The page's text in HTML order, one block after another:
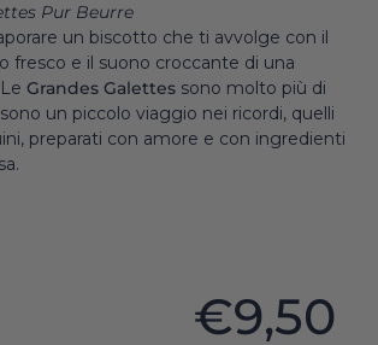
Pur Beurre
un biscotto che ti avvolge con il
fresco e il suono croccante di una
Grandes Galettes sono molto più di
un piccolo viaggio nei ricordi, quelli
preparati con amore e con ingredienti
€9,50